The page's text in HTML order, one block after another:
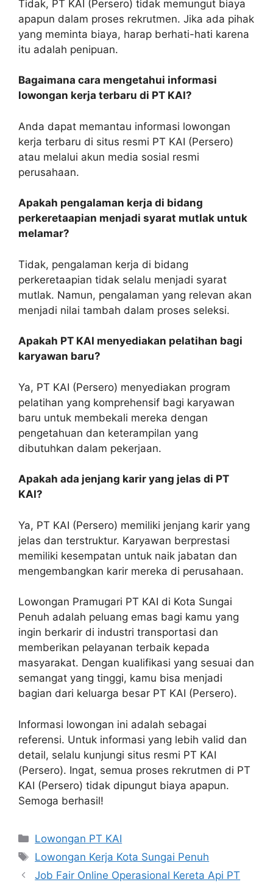
Tidak, PT KAI (Persero) tidak memungut biaya
apapun dalam proses rekrutmen. Jika ada pihak
yang meminta biaya, harap berhati-hati karena
itu adalah penipuan.
Bagaimana cara mengetahui informasi
lowongan kerja terbaru di PT KAI?
Anda dapat memantau informasi lowongan
kerja terbaru di situs resmi PT KAI (Persero)
atau melalui akun media sosial resmi
perusahaan.
Apakah pengalaman kerja di bidang
perkeretaapian menjadi syarat mutlak untuk
melamar?
Tidak, pengalaman kerja di bidang
perkeretaapian tidak selalu menjadi syarat
mutlak. Namun, pengalaman yang relevan akan
menjadi nilai tambah dalam proses seleksi.
Apakah PT KAI menyediakan pelatihan bagi
karyawan baru?
Ya, PT KAI (Persero) menyediakan program
pelatihan yang komprehensif bagi karyawan
baru untuk membekali mereka dengan
pengetahuan dan keterampilan yang
dibutuhkan dalam pekerjaan.
Apakah ada jenjang karir yang jelas di PT
KAI?
Ya, PT KAI (Persero) memiliki jenjang karir yang
jelas dan terstruktur. Karyawan berprestasi
memiliki kesempatan untuk naik jabatan dan
mengembangkan karir mereka di perusahaan.
Lowongan Pramugari PT KAI di Kota Sungai
Penuh adalah peluang emas bagi kamu yang
ingin berkarir di industri transportasi dan
memberikan pelayanan terbaik kepada
masyarakat. Dengan kualifikasi yang sesuai dan
semangat yang tinggi, kamu bisa menjadi
bagian dari keluarga besar PT KAI (Persero).
Informasi lowongan ini adalah sebagai
referensi. Untuk informasi yang lebih valid dan
detail, selalu kunjungi situs resmi PT KAI
(Persero). Ingat, semua proses rekrutmen di PT
KAI (Persero) tidak dipungut biaya apapun.
Semoga berhasil!
Categories
Lowongan PT KAI
Tags
Lowongan Kerja Kota Sungai Penuh
Job Fair Online Operasional Kereta Api PT